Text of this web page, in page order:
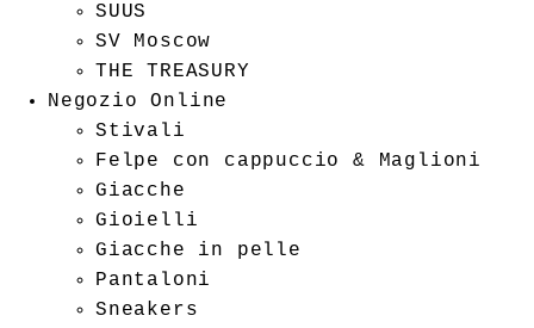
SUUS
SV Moscow
THE TREASURY
Negozio Online
Stivali
Felpe con cappuccio & Maglioni
Giacche
Gioielli
Giacche in pelle
Pantaloni
Sneakers